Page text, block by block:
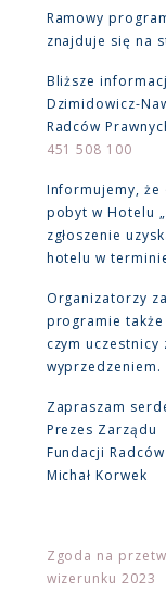
Ramowy
znajduje się na
Bliższe
Dzimidowicz-
Radców
451 508 100
Informujemy, że
pobyt w Hotelu
zgłoszenie
hotelu w
Organizatorzy
programie
czym
wyprzedzeniem.
Zapraszam
Prezes Zarządu
Fundacji
Michał Korwek
Zgoda na
wizerunku 2023